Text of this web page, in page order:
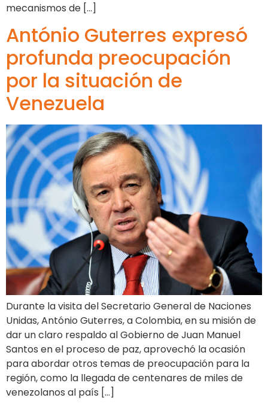
mecanismos de […]
António Guterres expresó
profunda preocupación
por la situación de
Venezuela
Durante la visita del Secretario General de Naciones
Unidas, António Guterres, a Colombia, en su misión de
dar un claro respaldo al Gobierno de Juan Manuel
Santos en el proceso de paz, aprovechó la ocasión
para abordar otros temas de preocupación para la
región, como la llegada de centenares de miles de
venezolanos al país […]